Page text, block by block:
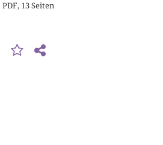
PDF, 13 Seiten